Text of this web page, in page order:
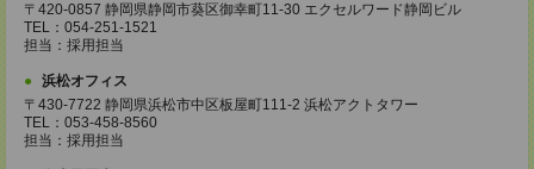
〒420-0857 静岡県静岡市葵区御幸町11-30 エクセルワード静岡ビル
TEL：054-251-1521
担当：採用担当
浜松オフィス
〒430-7722 静岡県浜松市中区板屋町111-2 浜松アクトタワー
TEL：053-458-8560
担当：採用担当